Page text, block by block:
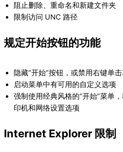
阻止删除、重命名和新建文件夹
限制访问 UNC 路径
规定开始按钮的功能
隐藏“开始”按钮，或禁用右键单
启动菜单中有可用的自定义选项
强制使用经典风格的“开始”菜单
印机和网络设置选项
Internet Explorer 限制